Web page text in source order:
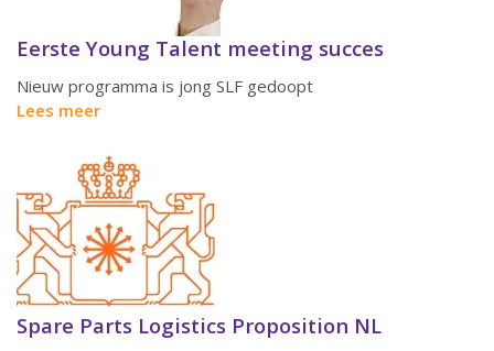
Eerste Young Talent meeting succes
Nieuw programma is jong SLF gedoopt
Lees meer
Spare Parts Logistics Proposition NL